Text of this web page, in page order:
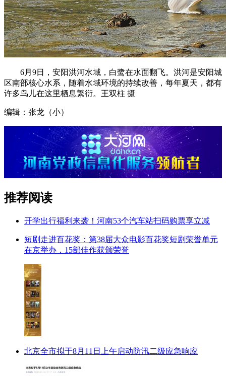
6月9日，安阳洪河水域，白鹭在水面翻飞。洪河是安阳城
区南部核心水系，随着水域环境的持续改善，每年夏天，都有
许多鸟儿在这里栖息繁衍。王双柱 摄
编辑：张龙（小）
推荐阅读
开学出行福利来袭！河南53个汽车站扫码购票享立减
短剧走进百花奖：第38届大众电影百花奖短剧荣誉单元
在京举办，15部佳作获颁荣誉
北京全市拟于8月11日上午启动防汛二级应急响应